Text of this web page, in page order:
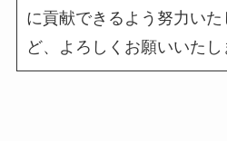
に貢献できるよう努力い
ど、よろしくお願いいたし